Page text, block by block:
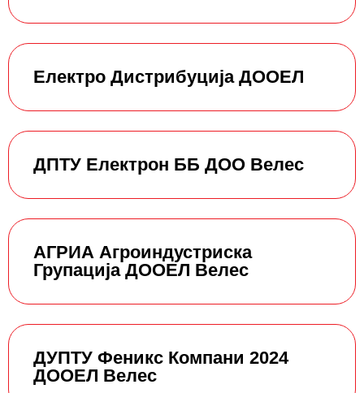
Електро Дистрибуција ДООЕЛ
ДПТУ Електрон ББ ДОО Велес
АГРИА Агроиндустриска
Групација ДООЕЛ Велес
ДУПТУ Феникс Компани 2024
ДООЕЛ Велес